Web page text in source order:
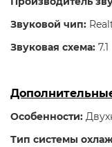
Звуковой чип:
Звуковая схема: 7.1
Особенности:
Тип системы